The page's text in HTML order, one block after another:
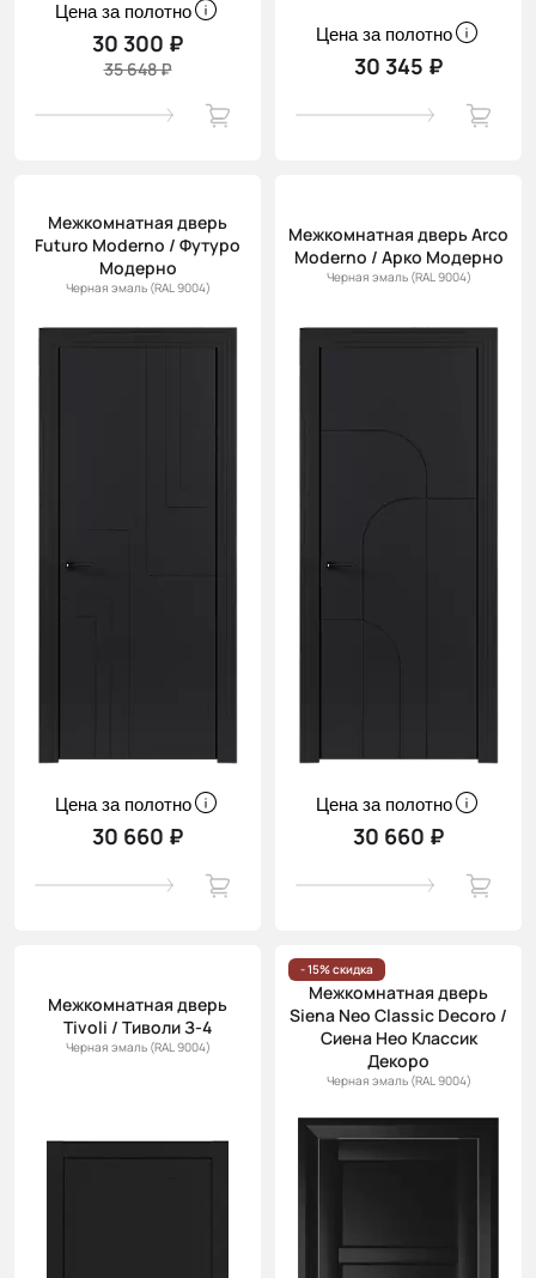
Цена за полотно
30 300 ₽
35 648 ₽
Цена за полотно
30 345 ₽
Межкомнатная дверь
Futuro Moderno / Футуро
Модерно
Черная эмаль (RAL 9004)
Цена за полотно
30 660 ₽
Межкомнатная дверь Arco
Moderno / Арко Модерно
Черная эмаль (RAL 9004)
Цена за полотно
30 660 ₽
Межкомнатная дверь
Tivoli / Тиволи З-4
Черная эмаль (RAL 9004)
- 15% скидка
Межкомнатная дверь
Siena Neo Classic Decoro /
Сиена Нео Классик
Декоро
Черная эмаль (RAL 9004)